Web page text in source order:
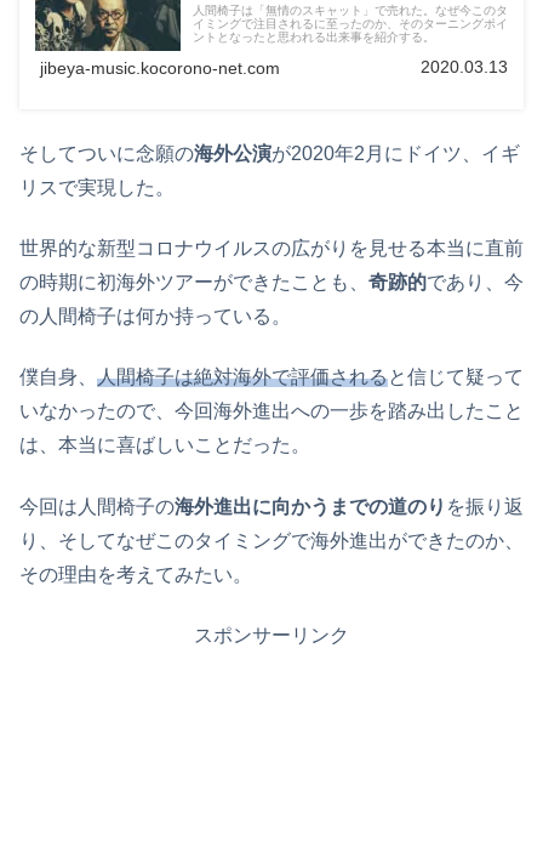
人間椅子は「無情のスキャット」で売れた。なぜ今このタ
イミングで注目されるに至ったのか、そのターニングポイ
ントとなったと思われる出来事を紹介する。
jibeya-music.kocorono-net.com 2020.03.13
そしてついに念願の海外公演が2020年2月にドイツ、イギ
リスで実現した。
世界的な新型コロナウイルスの広がりを見せる本当に直前
の時期に初海外ツアーができたことも、 奇跡的であり、今
の人間椅子は何か持っている。
僕自身、 人間椅子は絶対海外で評価されると信じて疑って
いなかったので、今回海外進出への一歩を踏み出したこと
は、本当に喜ばしいことだった。
今回は人間椅子の海外進出に向かうまでの道のり を振り返
り、そしてなぜこのタイミングで海外進出ができたのか、
その理由を考えてみたい。
スポンサーリンク